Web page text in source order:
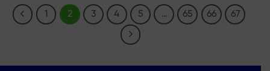
1 2 3 4 5 … 65 66 67